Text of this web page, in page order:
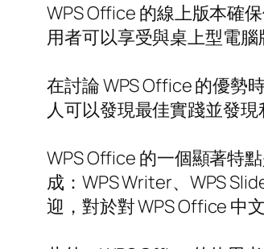
WPS Office 的線上版本確
用者可以享受與桌上型電
在討論 WPS Office 的優勢
人可以發現最佳實踐並發現
WPS Office 的一個顯著特
成：WPS Writer、WPS
迎，對於對 WPS Office 中